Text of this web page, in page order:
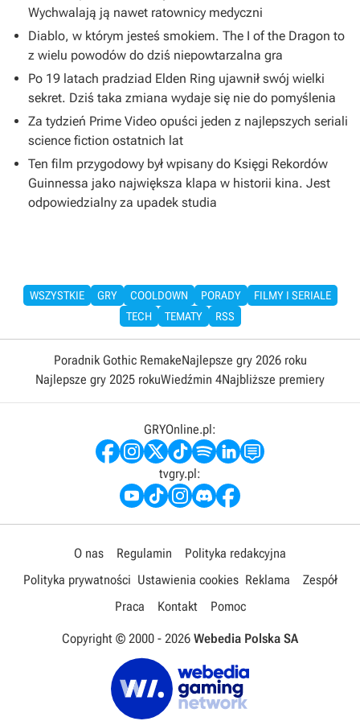
Wychwalają ją nawet ratownicy medyczni
Diablo, w którym jesteś smokiem. The I of the Dragon to
z wielu powodów do dziś niepowtarzalna gra
Po 19 latach pradziad Elden Ring ujawnił swój wielki
sekret. Dziś taka zmiana wydaje się nie do pomyślenia
Za tydzień Prime Video opuści jeden z najlepszych seriali
science fiction ostatnich lat
Ten film przygodowy był wpisany do Księgi Rekordów
Guinnessa jako największa klapa w historii kina. Jest
odpowiedzialny za upadek studia
WSZYSTKIE GRY COOLDOWN PORADY
FILMY I SERIALE
TECH
TEMATY RSS
Poradnik Gothic RemakeNajlepsze gry 2026 roku
Najlepsze gry 2025 rokuWiedźmin 4Najbliższe premiery
GRYOnline.pl:
tvgry.pl:
O nas Regulamin
Polityka redakcyjna
Polityka prywatności Ustawienia cookies Reklama
Zespół
Praca
Kontakt Pomoc
Copyright © 2000 - 2026 Webedia Polska SA